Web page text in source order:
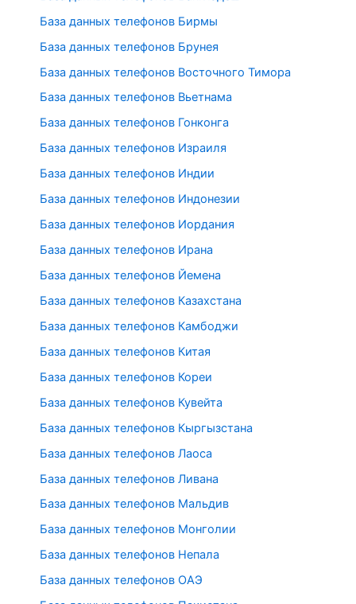
База данных телефонов Бирмы
База данных телефонов Брунея
База данных телефонов Восточного Тимора
База данных телефонов Вьетнама
База данных телефонов Гонконга
База данных телефонов Израиля
База данных телефонов Индии
База данных телефонов Индонезии
База данных телефонов Иордания
База данных телефонов Ирана
База данных телефонов Йемена
База данных телефонов Казахстана
База данных телефонов Камбоджи
База данных телефонов Китая
База данных телефонов Кореи
База данных телефонов Кувейта
База данных телефонов Кыргызстана
База данных телефонов Лаоса
База данных телефонов Ливана
База данных телефонов Мальдив
База данных телефонов Монголии
База данных телефонов Непала
База данных телефонов ОАЭ